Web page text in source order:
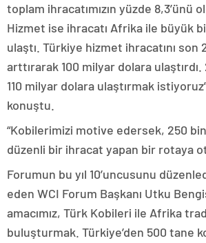
toplam ihracatımızın yüzde 8,3’ünü
Hizmet ise ihracatı Afrika ile büyük
ulaştı. Türkiye hizmet ihracatını son
arttırarak 100 milyar dolara ulaştırdı.
110 milyar dolara ulaştırmak
konuştu.
“Kobilerimizi motive edersek, 250 bin
düzenli bir ihracat yapan bir rotaya
Forumun bu yıl 10’uncusunu
eden WCI Forum Başkanı Utku
amacımız, Türk Kobileri ile Afrika
buluşturmak. Türkiye’den 500 tane